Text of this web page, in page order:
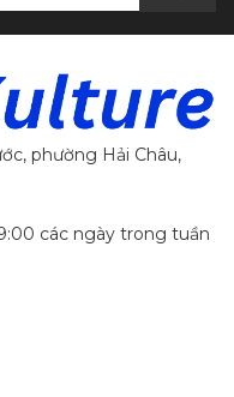
phường Hải Châu,
các ngày trong tuần